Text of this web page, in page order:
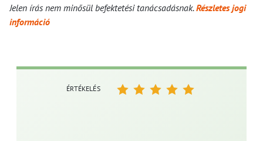
Jelen írás nem minősül befektetési tanácsadásnak.Részletes jogi
információ
ÉRTÉKELÉS